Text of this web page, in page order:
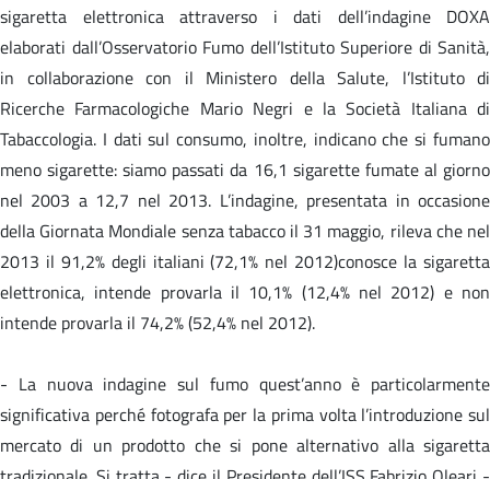
sigaretta elettronica attraverso i dati dell’indagine DOXA
elaborati dall’Osservatorio Fumo dell’Istituto Superiore di Sanità,
in collaborazione con il Ministero della Salute, l’Istituto di
Ricerche Farmacologiche Mario Negri e la Società Italiana di
Tabaccologia. I dati sul consumo, inoltre, indicano che si fumano
meno sigarette: siamo passati da 16,1 sigarette fumate al giorno
nel 2003 a 12,7 nel 2013. L’indagine, presentata in occasione
della Giornata Mondiale senza tabacco il 31 maggio, rileva che nel
2013 il 91,2% degli italiani (72,1% nel 2012)conosce la sigaretta
elettronica, intende provarla il 10,1% (12,4% nel 2012) e non
intende provarla il 74,2% (52,4% nel 2012).
- La nuova indagine sul fumo quest’anno è particolarmente
significativa perché fotografa per la prima volta l’introduzione sul
mercato di un prodotto che si pone alternativo alla sigaretta